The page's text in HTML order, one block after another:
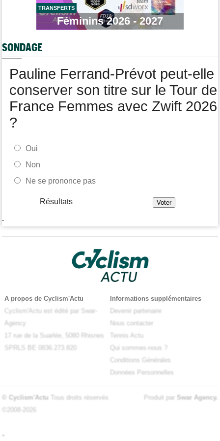
LNC
Tour de Burgos
Oscar Onley fait coup double sur la 2e étape
Route
05/08
Tour de Pologne
Jamais 2 sans 3 pour Jonathan Milan, vainqueur de la 3e étape !
TRANSFERTS
Féminins 2026 - 2027
SONDAGE
Pauline Ferrand-Prévot peut-elle
conserver son titre sur le Tour de
France Femmes avec Zwift 2026
?
Oui
Non
Ne se prononce pas
Résultats
-
A propos de Cyclism'Actu
Cyclism'Actu est édité par Swar-
Agency
17 rue de la Suarlée, 5080 Rhisnes
SPRLS BE 0836.273.820
Informations supplémentaires
Devenir partenaire
Nous contacter
Tennis Actu
Qui sommes-nous ?
Conditions Générales
Données Personnelles
© Cyclism'Actu Tous droits réservés
©2008-2026
Produit par Swar Agency.
-